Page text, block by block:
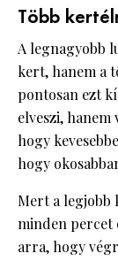
Több
A legnagyobb
kert, hanem a
pontosan ezt
elveszi, hanem
hogy
hogy
Mert a legjobb
minden percet
arra, hogy